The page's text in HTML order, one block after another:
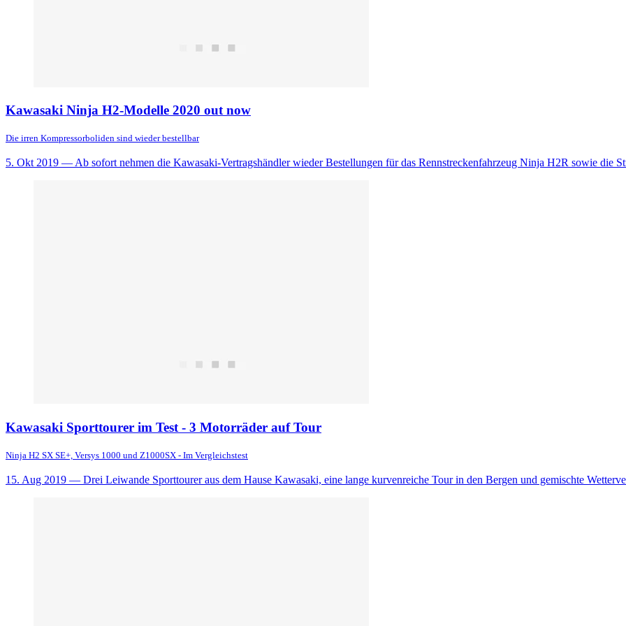
Kawasaki Ninja H2-Modelle 2020 out now
Die irren Kompressorboliden sind wieder bestellbar
5. Okt 2019 — Ab sofort nehmen die Kawasaki-Vertragshändler wieder Bestellungen für das Rennstreckenfahrzeug Ninja H2R sowie die
Kawasaki Sporttourer im Test - 3 Motorräder auf Tour
Ninja H2 SX SE+, Versys 1000 und Z1000SX - Im Vergleichstest
15. Aug 2019 — Drei Leiwande Sporttourer aus dem Hause Kawasaki, eine lange kurvenreiche Tour in den Bergen und gemischte